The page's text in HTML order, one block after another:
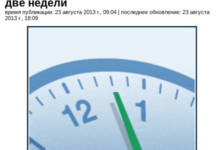
две недели
время публикации: 23 августа 2013 г., 09:04 | последнее обновление: 23 августа
2013 г., 18:09